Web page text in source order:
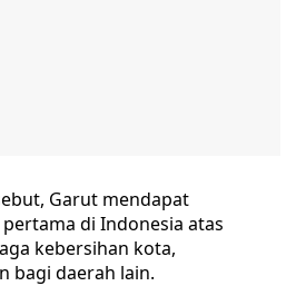
Garut mendapat
di Indonesia atas
kebersihan kota,
bagi daerah lain.